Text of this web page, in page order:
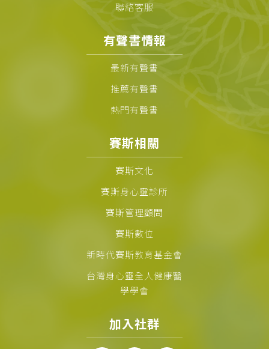
聯絡客服
有聲書情報
最新有聲書
推薦有聲書
熱門有聲書
賽斯相關
賽斯文化
賽斯身心靈診所
賽斯管理顧問
賽斯數位
新時代賽斯教育基金會
台灣身心靈全人健康醫
學學會
加入社群